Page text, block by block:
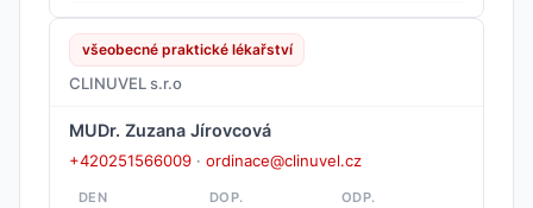
všeobecné praktické lékařství
CLINUVEL s.r.o
MUDr. Zuzana Jírovcová
+420251566009 · ordinace@clinuvel.cz
DEN DOP. ODP.